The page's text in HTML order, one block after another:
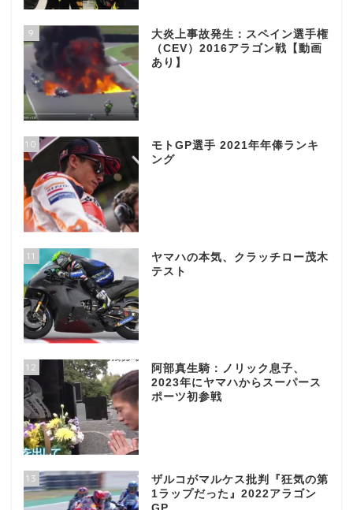
9
大炎上事故発生：スペイン選手権
（CEV）2016アラゴン戦【動画
あり】
10
モトGP選手 2021年年俸ランキ
ング
11
ヤマハの本気、クラッチロー茂木
テスト
12
阿部真生騎：ノリック息子、
2023年にヤマハからスーパース
ポーツ初参戦
13
ザルコがマルケス批判『狂気の第
1ラップだった』2022アラゴン